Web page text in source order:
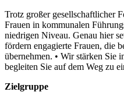
Trotz großer gesellschaftlicher
Frauen in kommunalen
niedrigen Niveau. Genau hier
fördern engagierte Frauen, die
übernehmen. • Wir stärken Sie
begleiten Sie auf dem Weg zu
Zielgruppe